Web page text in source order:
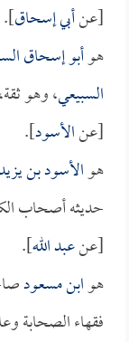
[عنأبي إسحاق].
هوأبو إسحاق
السبيعي، وهو
[عنالأسود].
هوالأسود بن
حديثه أصحاب
[عنعبد الله].
هوابن مسعود
فقهاء الصحابة